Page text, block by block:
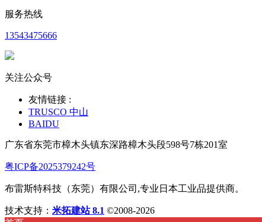
服务热线
13543475666
关注公众号
友情链接 :
TRUSCO 中山
BAIDU
广东省东莞市樟木头镇东深路樟木头段598号7栋201室
粤ICP备2025379242号
布雷斯特科技（东莞）有限公司,专业日本工业品提供商。
技术支持： 米拓建站 8.1 ©2008-2026